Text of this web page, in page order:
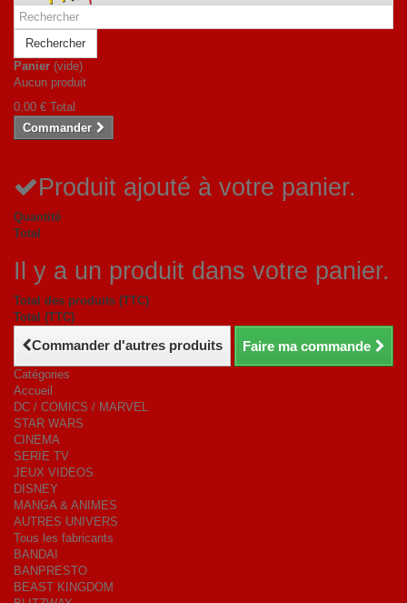
Rechercher
Panier (vide)
Aucun produit
0,00 € Total
Commander
Produit ajouté à votre panier.
Quantité
Total
Il y a un produit dans votre panier.
Total des produits (TTC)
Total (TTC)
Commander d'autres produits Faire ma commande
Catégories
Accueil
DC / COMICS / MARVEL
STAR WARS
CINEMA
SERIE TV
JEUX VIDEOS
DISNEY
MANGA & ANIMES
AUTRES UNIVERS
Tous les fabricants
BANDAI
BANPRESTO
BEAST KINGDOM